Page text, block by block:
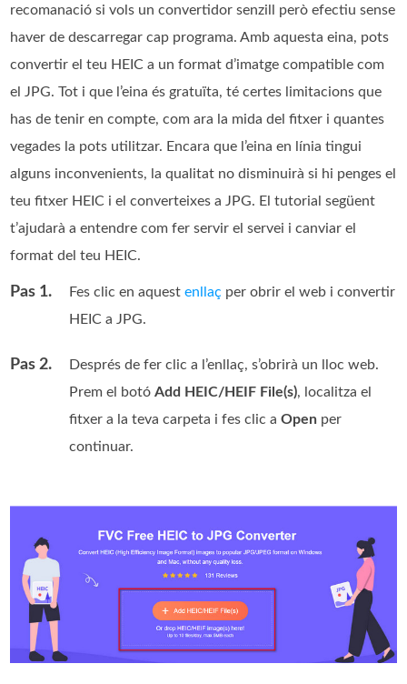
recomanació si vols un convertidor senzill però efectiu sense
haver de descarregar cap programa. Amb aquesta eina, pots
convertir el teu HEIC a un format d’imatge compatible com
el JPG. Tot i que l’eina és gratuïta, té certes limitacions que
has de tenir en compte, com ara la mida del fitxer i quantes
vegades la pots utilitzar. Encara que l’eina en línia tingui
alguns inconvenients, la qualitat no disminuirà si hi penges el
teu fitxer HEIC i el converteixes a JPG. El tutorial següent
t’ajudarà a entendre com fer servir el servei i canviar el
format del teu HEIC.
Pas 1. Fes clic en aquestenllaç per obrir el web i convertir
HEIC a JPG.
Pas 2.
Després de fer clic a l’enllaç, s’obrirà un lloc web.
Prem el botóAdd HEIC/HEIF File(s), localitza el
fitxer a la teva carpeta i fes clic aOpen per
continuar.